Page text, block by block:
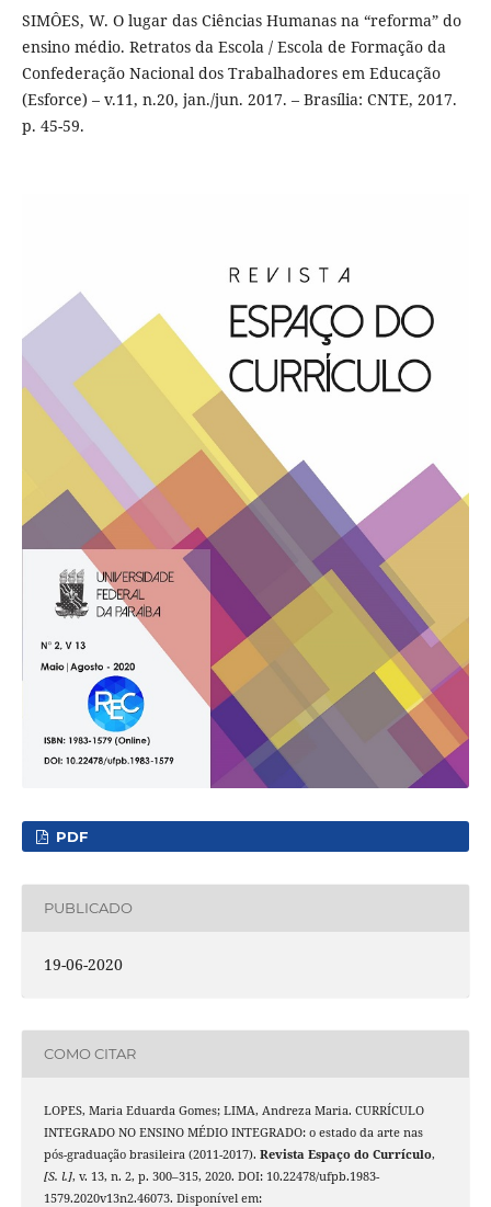
SIMÔES, W. O lugar das Ciências Humanas na “reforma” do
ensino médio. Retratos da Escola / Escola de Formação da
Confederação Nacional dos Trabalhadores em Educação
(Esforce) – v.11, n.20, jan./jun. 2017. – Brasília: CNTE, 2017.
p. 45-59.
PDF
PUBLICADO
19-06-2020
COMO CITAR
LOPES, Maria Eduarda Gomes; LIMA, Andreza Maria. CURRÍCULO
INTEGRADO NO ENSINO MÉDIO INTEGRADO: o estado da arte nas
pós-graduação brasileira (2011-2017). Revista Espaço do Currículo,
[S. l.], v. 13, n. 2, p. 300–315, 2020. DOI: 10.22478/ufpb.1983-
1579.2020v13n2.46073. Disponível em: